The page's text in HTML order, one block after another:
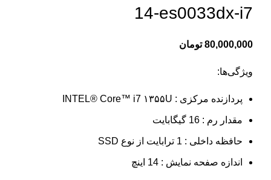
14-es0033dx-i7
80,000,000 تومان
ویژگی‌ها:
پردازنده مرکزی : INTEL® Core™ i7 ۱۳۵۵U
مقدار رم : 16 گیگابایت
حافظه داخلی : 1 ترابایت از نوع SSD
اندازه صفحه نمایش : 14 اینچ